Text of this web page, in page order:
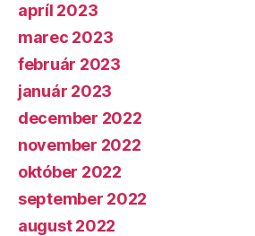
apríl 2023
marec 2023
február 2023
január 2023
december 2022
november 2022
október 2022
september 2022
august 2022